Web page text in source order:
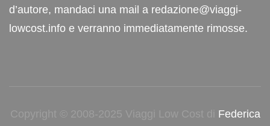
d’autore, mandaci una mail a redazione@viaggi-
lowcost.info e verranno immediatamente rimosse.
Copyright © 2008-2025 Viaggi Low Cost di Federica